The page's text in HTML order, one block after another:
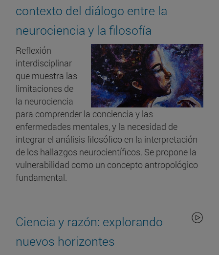
contexto del diálogo entre la
neurociencia y la filosofía
Reflexión
interdisciplinar
que muestra las
limitaciones de
la neurociencia
para comprender la conciencia y las
enfermedades mentales, y la necesidad de
integrar el análisis filosófico en la interpretación
de los hallazgos neurocientíficos. Se propone la
vulnerabilidad como un concepto antropológico
fundamental.
Ciencia y razón: explorando
nuevos horizontes